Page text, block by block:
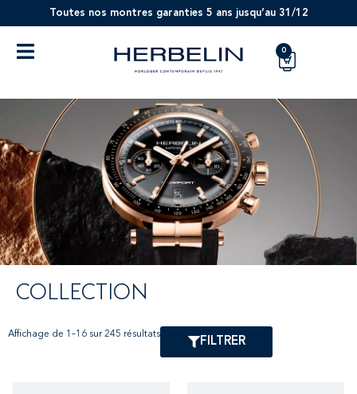
Toutes nos montres garanties 5 ans jusqu’au 31/12
0
COLLECTION
Affichage de 1–16 sur 245 résultats
FILTRER